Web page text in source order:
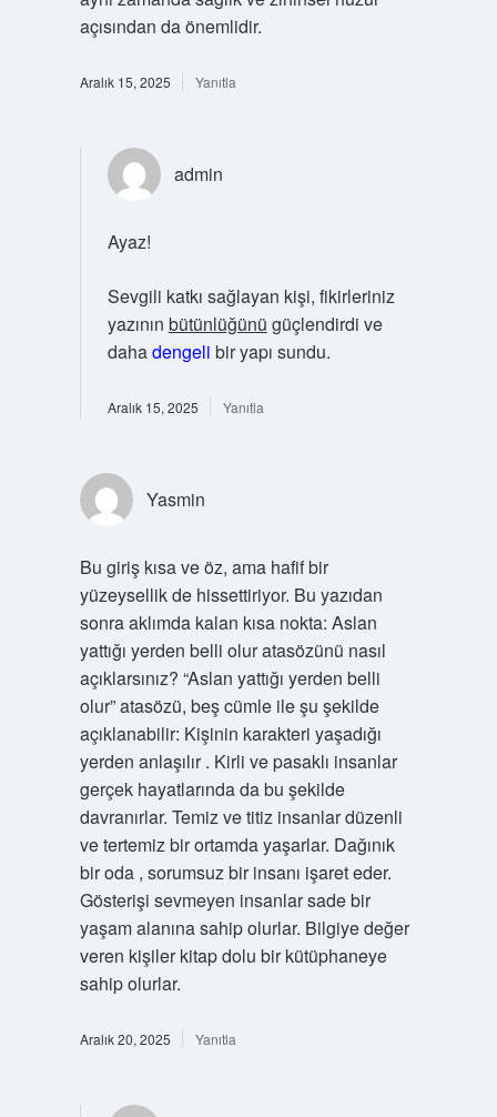
açısından da önemlidir.
Aralık 15, 2025 Yanıtla
admin
Ayaz!
Sevgili katkı sağlayan kişi, fikirleriniz
yazının bütünlüğünü güçlendirdi ve
dahadengeli bir yapı sundu.
Aralık 15, 2025 Yanıtla
Yasmin
Bu giriş kısa ve öz, ama hafif bir
yüzeysellik de hissettiriyor. Bu yazıdan
sonra aklımda kalan kısa nokta: Aslan
yattığı yerden belli olur atasözünü nasıl
açıklarsınız? “Aslan yattığı yerden belli
olur” atasözü, beş cümle ile şu şekilde
açıklanabilir: Kişinin karakteri yaşadığı
yerden anlaşılır . Kirli ve pasaklı insanlar
gerçek hayatlarında da bu şekilde
davranırlar. Temiz ve titiz insanlar düzenli
ve tertemiz bir ortamda yaşarlar. Dağınık
bir oda , sorumsuz bir insanı işaret eder.
Gösterişi sevmeyen insanlar sade bir
yaşam alanına sahip olurlar. Bilgiye değer
veren kişiler kitap dolu bir kütüphaneye
sahip olurlar.
Aralık 20, 2025 Yanıtla